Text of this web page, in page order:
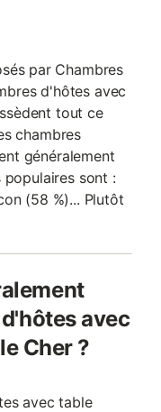
par Chambres
d'hôtes avec
tout ce
chambres
généralement
populaires sont :
(58 %)... Plutôt
avec
Cher ?
avec table